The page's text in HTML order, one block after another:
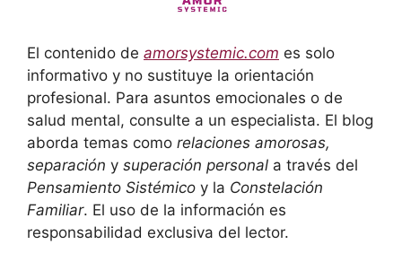
El contenido de amorsystemic.com es solo
informativo y no sustituye la orientación
profesional. Para asuntos emocionales o de
salud mental, consulte a un especialista. El blog
aborda temas como relaciones amorosas,
separación y superación personal a través del
Pensamiento Sistémico y la Constelación
Familiar. El uso de la información es
responsabilidad exclusiva del lector.